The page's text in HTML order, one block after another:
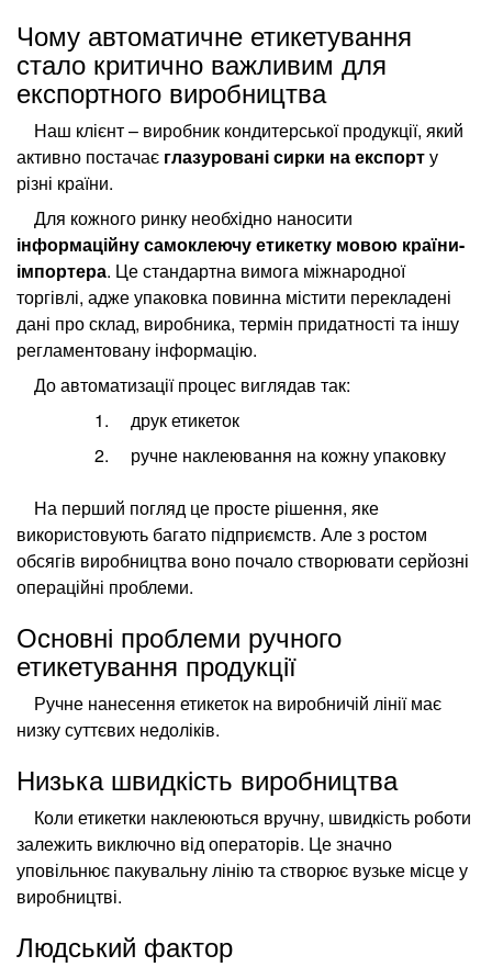
Чому автоматичне етикетування
стало критично важливим для
експортного виробництва
Наш клієнт – виробник кондитерської продукції, який
активно постачає глазуровані сирки на експорту
різні країни.
Для кожного ринку необхідно наносити
інформаційну самоклеючу етикетку мовою країни-
імпортера. Це стандартна вимога міжнародної
торгівлі, адже упаковка повинна містити перекладені
дані про склад, виробника, термін придатності та іншу
регламентовану інформацію.
До автоматизації процес виглядав так:
друк етикеток
ручне наклеювання на кожну упаковку
На перший погляд це просте рішення, яке
використовують багато підприємств. Але з ростом
обсягів виробництва воно почало створювати серйозні
операційні проблеми.
Основні проблеми ручного
етикетування продукції
Ручне нанесення етикеток на виробничій лінії має
низку суттєвих недоліків.
Низька швидкість виробництва
Коли етикетки наклеюються вручну, швидкість роботи
залежить виключно від операторів. Це значно
уповільнює пакувальну лінію та створює вузьке місце у
виробництві.
Людський фактор